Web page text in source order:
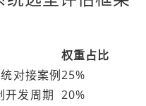
权重占比
对接案例25%
开发周期 20%